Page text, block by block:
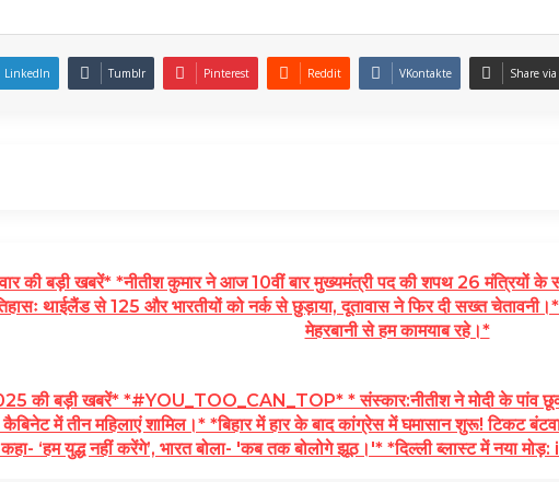
LinkedIn Tumblr Pinterest Reddit VKontakte Share
खबरें* *नीतीश कुमार ने आज 10वीं बार मुख्यमंत्री पद की शपथ 26 मंत्रियों के
थाईलैंड से 125 और भारतीयों को नर्क से छुड़ाया, दूतावास ने फिर दी सख्त
मेहरबानी से हम कामयाब रहे।*
बड़ी खबरें* *#YOU_TOO_CAN_TOP* * संस्कार:नीतीश ने मोदी के पांव छूकर
में तीन महिलाएं शामिल।* *बिहार में हार के बाद कांग्रेस में घमासान शुरू! टिकट
‘हम युद्ध नहीं करेंगे’, भारत बोला- 'कब तक बोलोगे झूठ।'* *द‍िल्‍ली ब्‍लास्‍ट में नया